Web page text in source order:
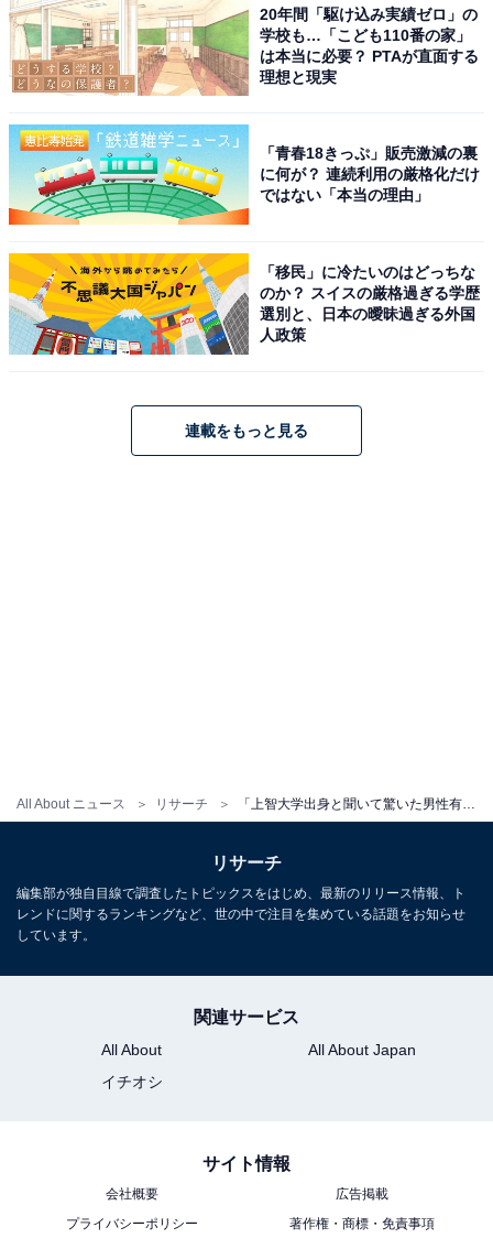
All About ニュース リサーチ
「アイドルとしての華やかな活動のイメージが強い
一方で、上智大学出身という高い学歴を持っている
からです」（60代女性／愛知県）
「アイドルとしての活躍が目立つので、上智大学卒
で大学院まで進んでいたと知ると驚くからです。知
性と親しみやすさを両立しています」（30代女性／
宮崎県）
※記事内容は執筆時点のものです。最新の内容をご確認
こちらもおすすめ
Z世代が選ぶ「温泉施設が似合う有名人」ランキ
ング！ 3位は「高地優吾」、2位は「M!LK」、
では1位は？
20年間「駆け込み実績ゼロ」の
学校も…「こども110番の家」
は本当に必要？ PTAが直面する
理想と現実
「青春18きっぷ」販売激減の裏
に何が？ 連続利用の厳格化だけ
ではない「本当の理由」
「移民」に冷たいのはどっちな
のか？ スイスの厳格過ぎる学歴
選別と、日本の曖昧過ぎる外国
人政策
連載をもっと見る
リサーチ
編集部が独自目線で調査したトピックスをはじめ、最新のリリース情報、ト
レンドに関するランキングなど、世の中で注目を集めている話題をお知らせ
しています。
関連サービス
All About
All About Japan
イチオシ
サイト情報
会社概要
広告掲載
プライバシーポリシー
著作権・商標・免責事項